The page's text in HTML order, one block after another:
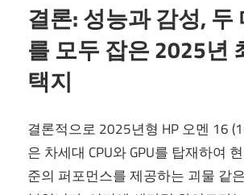
결론: 성능과 감성, 두
를 모두 잡은 2025년
택지
결론적으로 2025년형 HP 오멘 16
은 차세대 CPU와 GPU를 탑재하여
준의 퍼포먼스를 제공하는 괴물 같